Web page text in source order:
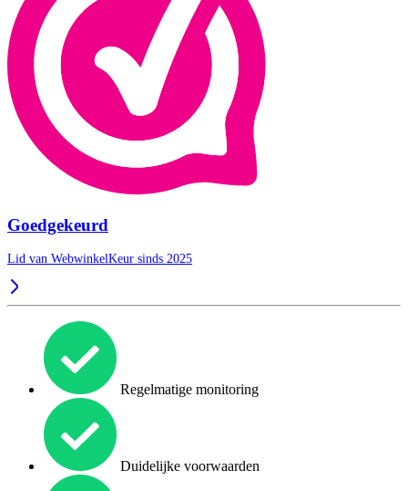
Goedgekeurd
Lid van WebwinkelKeur sinds 2025
Regelmatige monitoring
Duidelijke voorwaarden